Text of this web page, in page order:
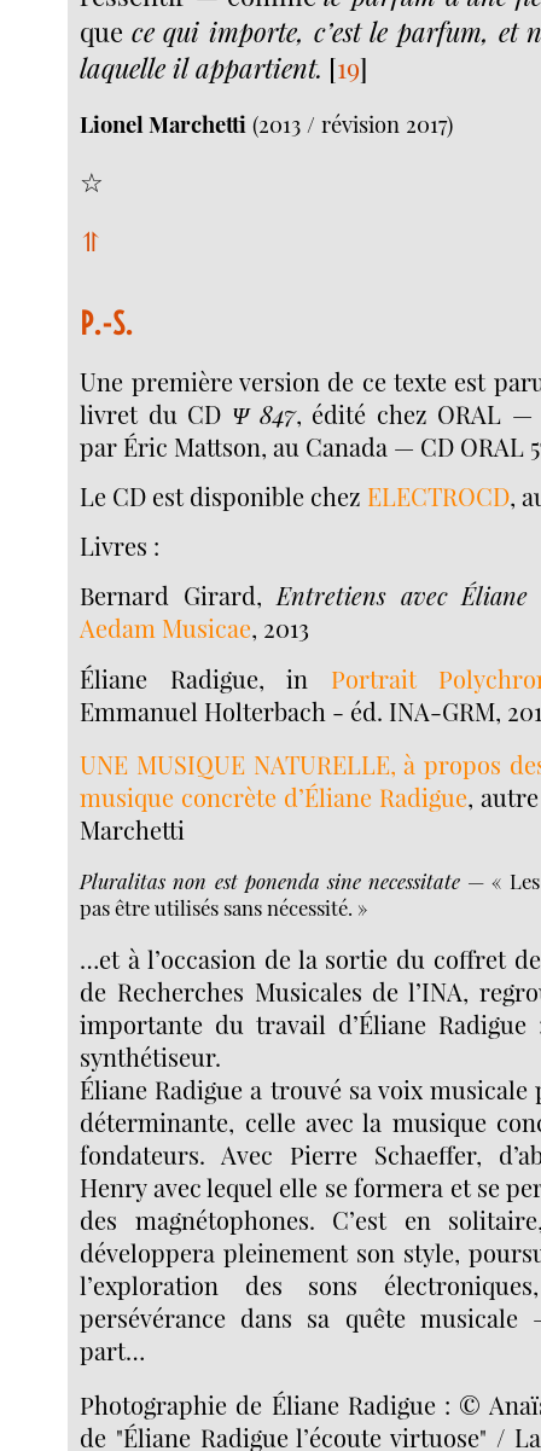
que ce qui importe, c’est le parfum, et
laquelle il appartient. [19]
Lionel Marchetti (2013 / révision 2017)
☆
⥣
P.-S.
Une première version de ce texte est
livret du CD Ψ 847, édité chez ORAL
par Éric Mattson, au Canada — CD ORAL
Le CD est disponible chez ELECTROCD,
Livres :
Bernard Girard,Entretiens avec Éliane
Aedam Musicae, 2013
Éliane Radigue, in Portrait
Emmanuel Holterbach - éd. INA-GRM,
UNE MUSIQUE NATURELLE, à propos
musique concrète d’Éliane Radigue,
Marchetti
Pluralitas non est ponenda sine necessitate — «
pas être utilisés sans nécessité. »
…et à l’occasion de la sortie du coffret
de Recherches Musicales de l’INA,
importante du travail d’Éliane
synthétiseur.
Éliane Radigue a trouvé sa voix
déterminante, celle avec la musique
fondateurs. Avec Pierre Schaeffer,
Henry avec lequel elle se formera et se
des magnétophones. C’est en
développera pleinement son style,
l’exploration des sons
persévérance dans sa quête
part…
Photographie de Éliane Radigue : ©
de "Éliane Radigue l’écoute virtuose" /